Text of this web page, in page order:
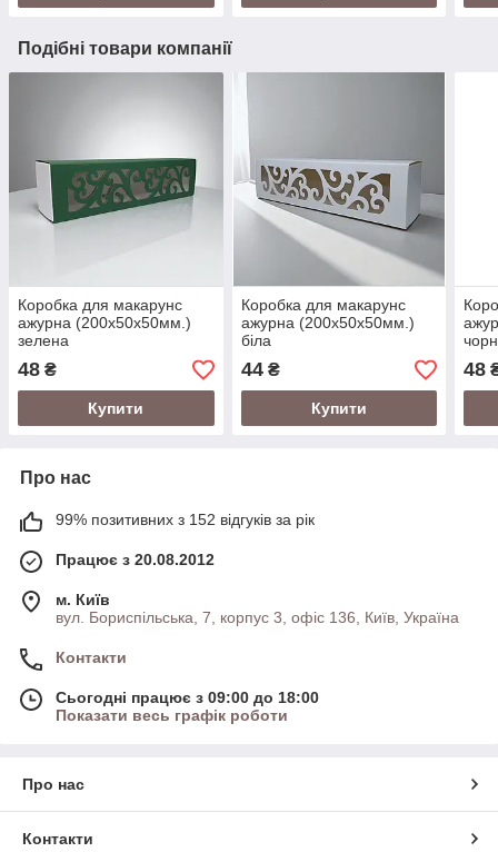
Подібні товари компанії
Коробка для макарунс
ажурна (200х50х50мм.)
зелена
48 ₴
Купити
Коробка для макарунс
ажурна (200х50х50мм.)
біла
44₴
Купити
48
Про нас
99% позитивних з 152 відгуків за рік
Працює з 20.08.2012
м. Київ
вул. Бориспільська, 7, корпус 3, офіс 136, Київ, Україна
Контакти
Сьогодні працює з 09:00 до 18:00
Показати весь графік роботи
Про нас
Контакти